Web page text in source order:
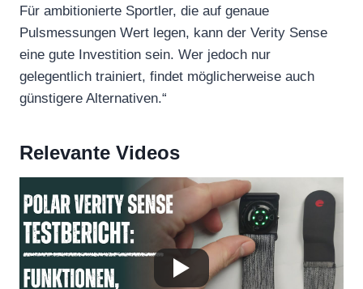
Für ambitionierte Sportler, die auf genaue
Pulsmessungen Wert legen, kann der Verity Sense
eine gute Investition sein. Wer jedoch nur
gelegentlich trainiert, findet möglicherweise auch
günstigere Alternativen.“
Relevante Videos